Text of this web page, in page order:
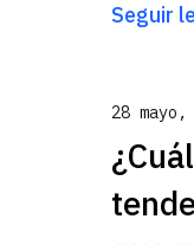
Seguir
28 mayo,